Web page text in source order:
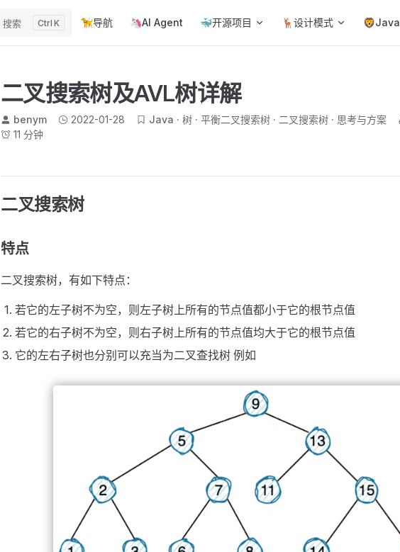
搜索 K 🦮导航 🦄AI Agent 🐳开源项目 🦌设计模式 🦁Java
二叉搜索树及AVL树详解
benym 2022-01-28 Java 树 平衡二叉搜索树 二叉搜索树 思考与方案
11 分钟
二叉搜索树
特点
二叉搜索树，有如下特点：
若它的左子树不为空，则左子树上所有的节点值都小于它的根节点值
若它的右子树不为空，则右子树上所有的节点值均大于它的根节点值
它的左右子树也分别可以充当为二叉查找树 例如